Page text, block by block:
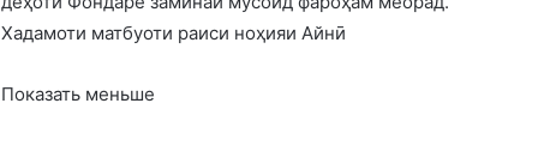
Хадамоти матбуоти раиси ноҳияи Айнӣ
Показать меньше